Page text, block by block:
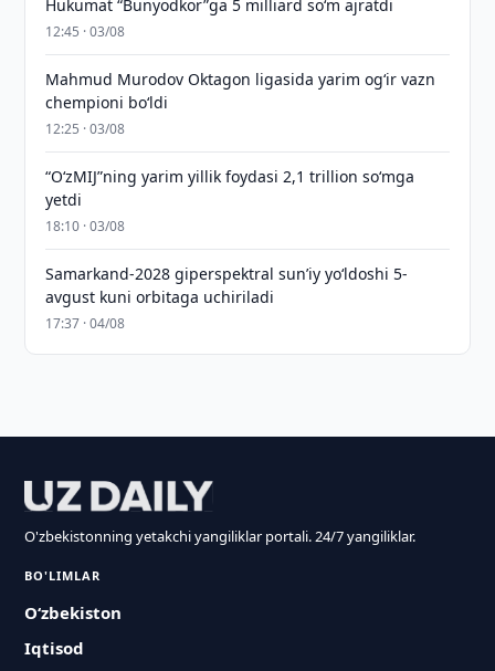
Hukumat “Bunyodkor”ga 5 milliard so‘m ajratdi
12:45 · 03/08
Mahmud Murodov Oktagon ligasida yarim og‘ir vazn
chempioni bo‘ldi
12:25 · 03/08
“O‘zMIJ”ning yarim yillik foydasi 2,1 trillion so‘mga
yetdi
18:10 · 03/08
Samarkand-2028 giperspektral sun’iy yo‘ldoshi 5-
avgust kuni orbitaga uchiriladi
17:37 · 04/08
O'zbekistonning yetakchi yangiliklar portali. 24/7 yangiliklar.
BO'LIMLAR
O‘zbekiston
Iqtisod